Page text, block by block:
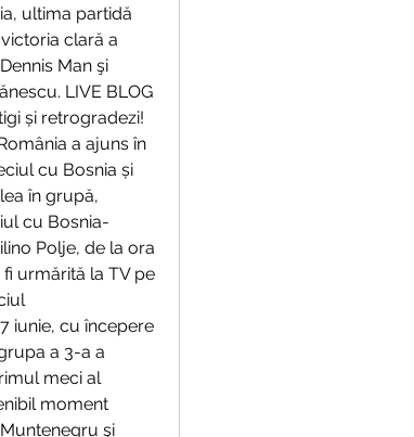
ultima partidă
clară a
Man şi
LIVE BLOG
și retrogradezi!
a ajuns în
cu Bosnia și
în grupă,
cu Bosnia-
Polje, de la ora
urmărită la TV pe
iunie, cu începere
a 3-a a
meci al
moment
şi